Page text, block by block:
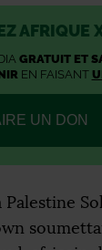
AFRIQUE
GRATUIT ET
EN FAISANT
UN DON
Palestine